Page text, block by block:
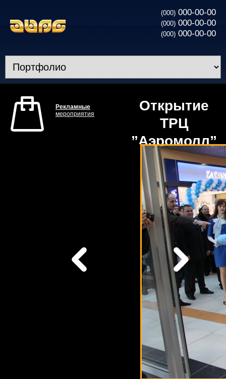
(000) 000-00-00
(000) 000-00-00
(000) 000-00-00
Рекламные
мероприятия
Открытие
ТРЦ
”Аэромолл”